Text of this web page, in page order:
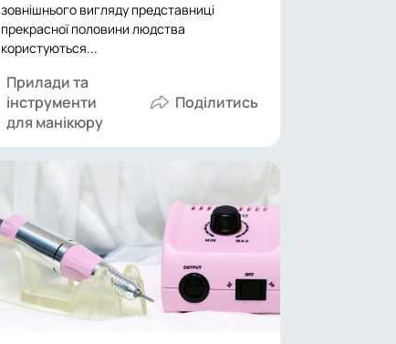
зовнішнього вигляду представниці
прекрасної половини людства
користуються...
Прилади та
інструменти
для манікюру